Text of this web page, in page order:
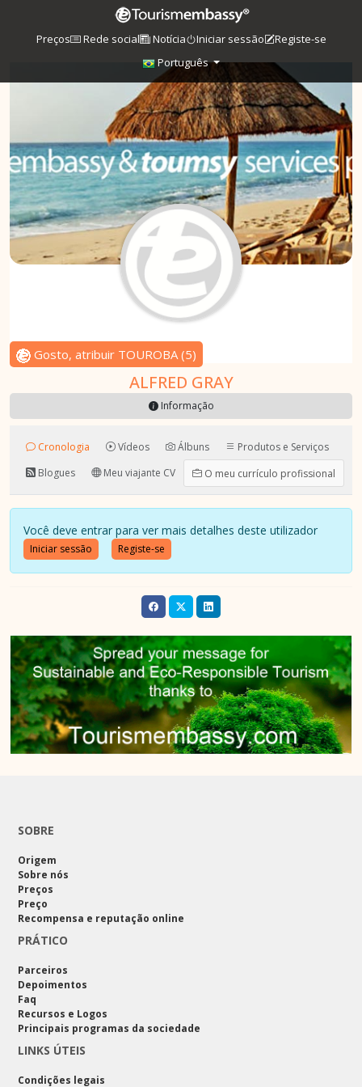
Preços Rede social Notícia Iniciar sessão
Registe-se
Português
Gosto, atribuir TOUROBA(5)
ALFRED GRAY
Informação
Cronologia Vídeos Álbuns
Produtos e Serviços
Blogues
Meu viajante CV O meu currículo profissional
Você deve entrar para ver mais detalhes deste utilizador
Iniciar sessão Registe-se
SOBRE
Origem
Sobre nós
Preços
Preço
Recompensa e reputação online
PRÁTICO
Parceiros
Depoimentos
Faq
Recursos e Logos
Principais programas da sociedade
LINKS ÚTEIS
Condições legais